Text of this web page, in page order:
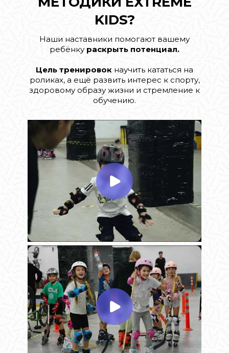
KIDS?
Наши наставники помогают вашему
ребёнку раскрыть потенциал.
Цель тренировок научить кататься на
роликах, а ещё развить интерес к спорту,
здоровому образу жизни и стремление к
обучению.